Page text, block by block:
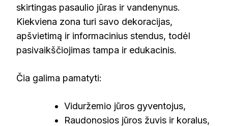
skirtingas pasaulio jūras ir vandenynus.
Kiekviena zona turi savo dekoracijas,
apšvietimą ir informacinius stendus, todėl
pasivaikščiojimas tampa ir edukacinis.
Čia galima pamatyti:
Viduržemio jūros gyventojus,
Raudonosios jūros žuvis ir koralus,